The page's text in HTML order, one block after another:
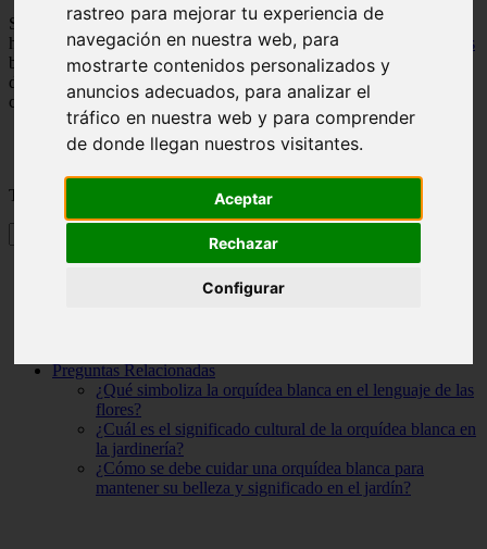
rastreo para mejorar tu experiencia de
navegación en nuestra web, para
mostrarte contenidos personalizados y
anuncios adecuados, para analizar el
tráfico en nuestra web y para comprender
de donde llegan nuestros visitantes.
Aceptar
Rechazar
Configurar
Si te han regalado unaorquídea blanca, no solo has recibido una
hermosa planta, sino también un simbolismo especial. Las
orquídeas
blancas representan pureza, inocencia y amor puro. En este artículo
de EsArenaEs, descubre qué significa recibir esta delicada flor y
cómo cuidarla para que dure mucho tiempo.
Tabla de contenidos
regalo y su cuidado en el mundo de la jardinería?
Preguntas Relacionadas
¿Qué simboliza la orquídea blanca en el lenguaje de las
flores?
¿Cuál es el significado cultural de la orquídea blanca en
la jardinería?
¿Cómo se debe cuidar una orquídea blanca para
mantener su belleza y significado en el jardín?